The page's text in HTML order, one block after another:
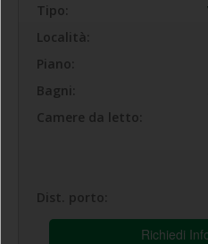
Tipo:
Località:
Piano:
Bagni:
Camere da letto:
Dist. porto:
Richiedi